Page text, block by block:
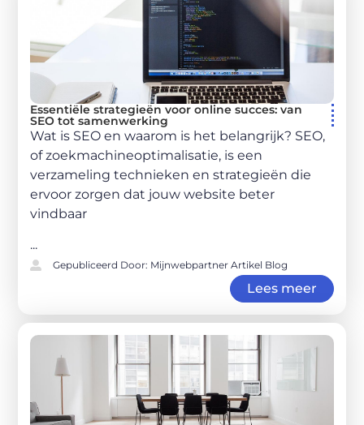
Essentiële strategieën voor online succes: van
SEO tot samenwerking
Wat is SEO en waarom is het belangrijk? SEO,
of zoekmachineoptimalisatie, is een
verzameling technieken en strategieën die
ervoor zorgen dat jouw website beter
vindbaar
...
Gepubliceerd Door: Mijnwebpartner Artikel Blog
Lees meer